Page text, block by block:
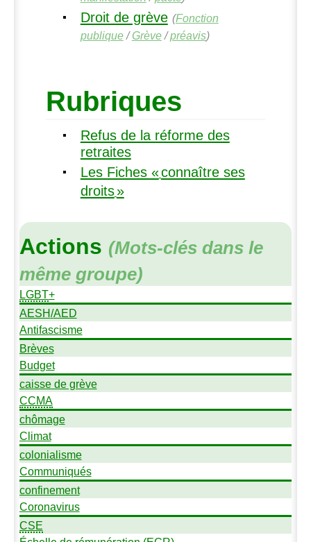
Droit de grève (Fonction
publique/Grève/préavis)
Rubriques
Refus de la réforme des
retraites
Les Fiches «connaître ses
droits»
Actions (Mots-clés dans le
même groupe)
LGBT+
AESH/AED
Antifascisme
Brèves
Budget
caisse de grève
CCMA
chômage
Climat
colonialisme
Communiqués
confinement
Coronavirus
CSE